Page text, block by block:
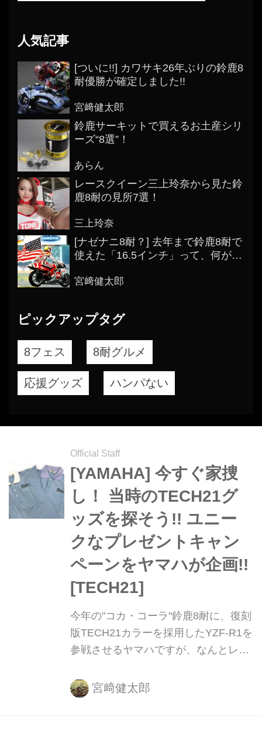
人気記事
[ついに!!] カワサキ26年ぶりの鈴鹿8
耐優勝が確定しました!!
宮﨑健太郎
鈴鹿サーキットで買えるお土産シリ
ーズ“8選”！
あらん
レースクイーン三上玲奈から見た鈴
鹿8耐の見所7選！
三上玲奈
[ナゼナニ8耐？] 去年まで鈴鹿8耐で
使えた「16.5インチ」って、何がス
宮﨑健太郎
ピックアップタグ
8フェス 8耐グルメ
応援グッズ ハンパない
Official Staff
[YAMAHA] 今すぐ家捜
し！ 当時のTECH21グ
ッズを探そう!! ユニー
クなプレゼントキャン
ペーンをヤマハが企画!!
[TECH21]
今年の"コカ・コーラ"鈴鹿8耐に、復刻
版TECH21カラーを採用したYZF-R1を
参戦させるヤマハですが、なんとレー
ンペーンを企画しています。それは
1980年代当時のTECH21グッズを鈴鹿
宮﨑健太郎